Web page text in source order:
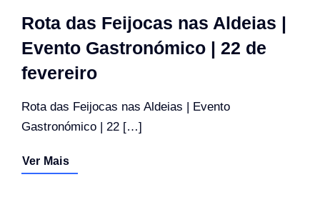
Rota das Feijocas nas Aldeias |
Evento Gastronómico | 22 de
fevereiro
Rota das Feijocas nas Aldeias | Evento
Gastronómico | 22 […]
Ver Mais